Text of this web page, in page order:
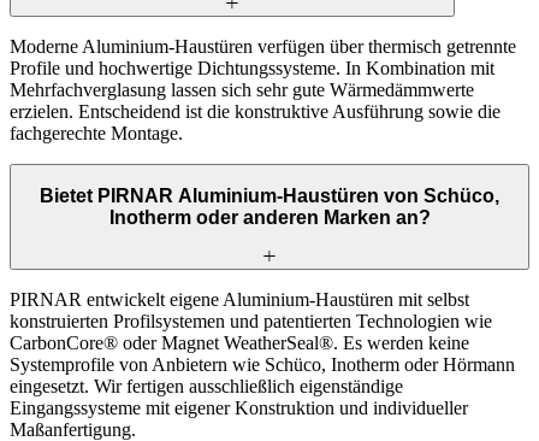
Moderne Aluminium-Haustüren verfügen über thermisch getrennte
Profile und hochwertige Dichtungssysteme. In Kombination mit
Mehrfachverglasung lassen sich sehr gute Wärmedämmwerte
erzielen. Entscheidend ist die konstruktive Ausführung sowie die
fachgerechte Montage.
Bietet PIRNAR Aluminium-Haustüren von Schüco,
Inotherm oder anderen Marken an?
PIRNAR entwickelt eigene Aluminium-Haustüren mit selbst
konstruierten Profilsystemen und patentierten Technologien wie
CarbonCore® oder Magnet WeatherSeal®. Es werden keine
Systemprofile von Anbietern wie Schüco, Inotherm oder Hörmann
eingesetzt. Wir fertigen ausschließlich eigenständige
Eingangssysteme mit eigener Konstruktion und individueller
Maßanfertigung.